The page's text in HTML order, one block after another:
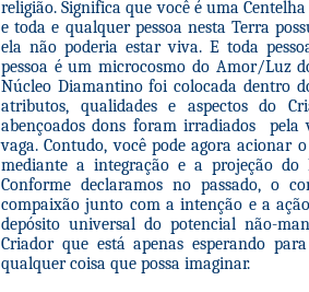
religião. Significa que você é uma
e toda e qualquer pessoa nesta Terra
ela não poderia estar viva. E toda
pessoa é um microcosmo do Amor/Luz
Núcleo Diamantino foi colocada dentro
atributos, qualidades e aspectos do
abençoados dons foram irradiados
vaga. Contudo, você pode agora acionar
mediante a integração e a projeção do
Conforme declaramos no passado, o
compaixão junto com a intenção e a
depósito universal do potencial não-
Criador que está apenas esperando
qualquer coisa que possa imaginar.